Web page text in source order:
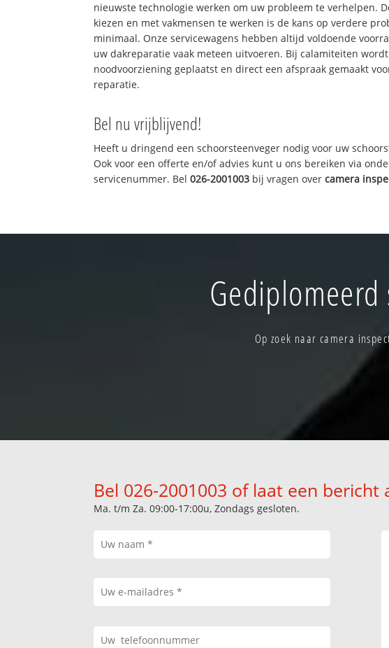
nieuwste technologie werken om uw probleem te verhelpen.
kiezen en met vakmensen te werken is de kans op verdere
minimaal. Onze servicewagens hebben altijd voldoende
uw dakreparatie vaak meteen uitvoeren. Bij calamiteiten
noodvoorziening geplaatst en direct een afspraak gemaakt
reparatie.
Bel nu vrijblijvend!
Heeft u dringend een schoorsteenveger nodig voor uw
Ook voor een offerte en/of advies kunt u ons bereiken via
servicenummer. Bel026-2001003 bij vragen overcamera
Op zoek naar camera
Bel 026-2001003 of laat een
Ma. t/m Za. 09:00-17:00u, Zondags gesloten.